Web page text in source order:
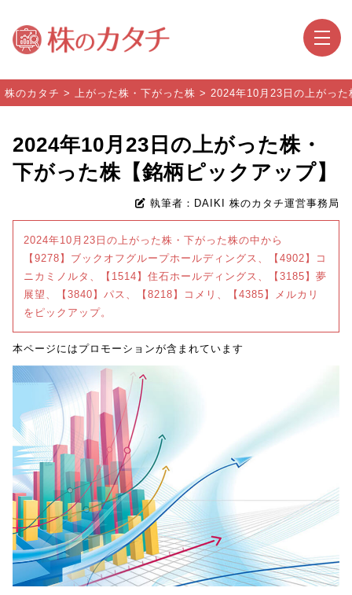
株のカタチ > 上がった株・下がった株 > 2024年10月23日の上がっ
2024年10月23日の上がった株・
下がった株【銘柄ピックアップ】
執筆者：DAIKI 株のカタチ運営事務局
2024年10月23日の上がった株・下がった株の中から
【9278】ブックオフグループホールディングス、【4902】コ
ニカミノルタ、【1514】住石ホールディングス、【3185】夢
展望、【3840】パス、【8218】コメリ、【4385】メルカリ
をピックアップ。
本ページにはプロモーションが含まれています